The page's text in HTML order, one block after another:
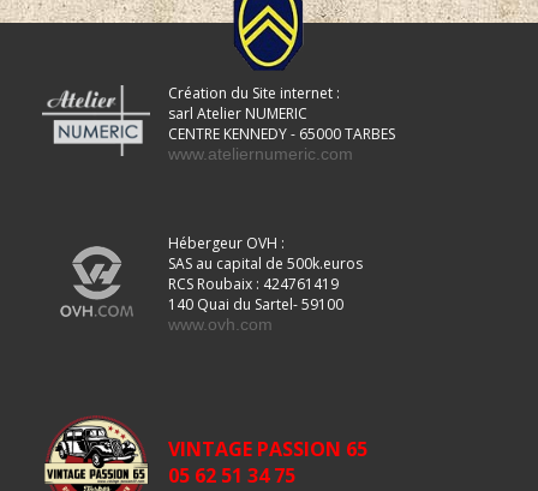
Création du Site internet :
sarl Atelier NUMERIC
CENTRE KENNEDY - 65000 TARBES
www.ateliernumeric.com
Hébergeur OVH :
SAS au capital de 500k.euros
RCS Roubaix : 424761419
140 Quai du Sartel- 59100
www.ovh.com
VINTAGE PASSION 65
05 62 51 34 75